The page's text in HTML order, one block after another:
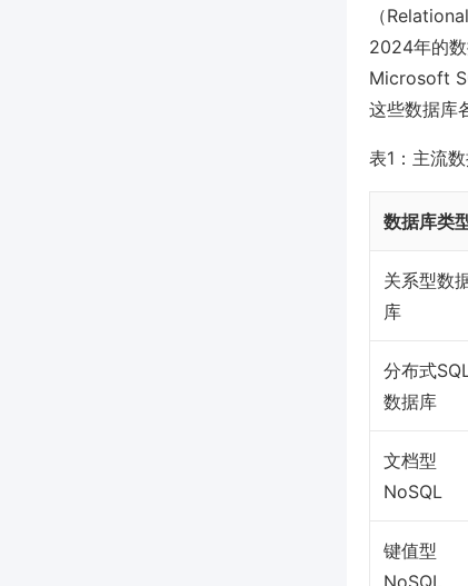
（
2024年的
Microsoft
这些数据库
表1：主流
数据库类
关系型数
库
分布式
数据库
文档型
NoSQL
键值型